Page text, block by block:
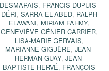
DESMARAIS, FRANCIS DUPUIS-
DÉRI, SARRA EL ABED, RALPH
ELAWANI, MIRIAM FAHMY,
GENEVIÈVE GÉNIER CARRIER,
LISA-MARIE GERVAIS,
MARIANNE GIGUÈRE,JEAN-
HERMAN GUAY,JEAN-
BAPTISTE HERVÉ, FRANÇOIS